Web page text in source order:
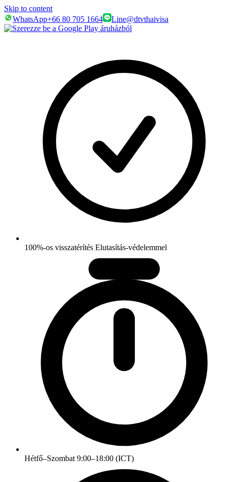
Skip to content
WhatsApp+66 80 705 1664 Line@dtvthaivisa
100%-os visszatérítés Elutasítás-védelemmel
Hétfő–Szombat 9:00–18:00 (ICT)